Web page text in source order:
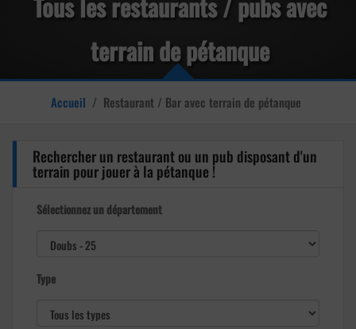
terrain de pétanque
Accueil / Restaurant / Bar avec terrain de pétanque
Rechercher un restaurant ou un pub disposant d'un
terrain pour jouer à la pétanque !
Sélectionnez un département
Type